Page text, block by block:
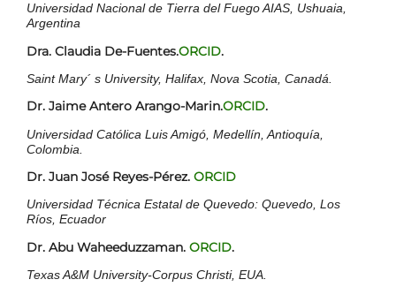
Universidad Nacional de Tierra del Fuego AIAS, Ushuaia,
Argentina
Dra. Claudia De-Fuentes.ORCID.
Saint Mary´ s University, Halifax, Nova Scotia, Canadá.
Dr. Jaime Antero Arango-Marin.ORCID.
Universidad Católica Luis Amigó, Medellín, Antioquía,
Colombia.
Dr. Juan José Reyes-Pérez. ORCID
Universidad Técnica Estatal de Quevedo: Quevedo, Los
Ríos, Ecuador
Dr. Abu Waheeduzzaman. ORCID.
Texas A&M University-Corpus Christi, EUA.